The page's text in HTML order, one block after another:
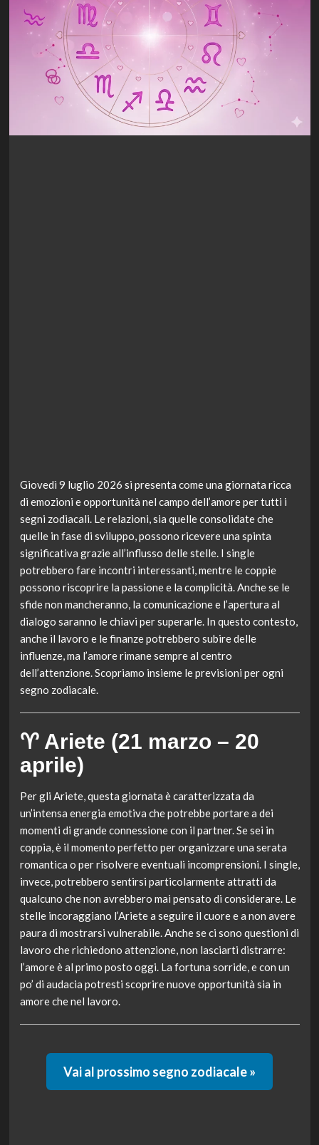
Giovedì 9 luglio 2026 si presenta come una giornata ricca
di emozioni e opportunità nel campo dell’amore per tutti i
segni zodiacali. Le relazioni, sia quelle consolidate che
quelle in fase di sviluppo, possono ricevere una spinta
significativa grazie all’influsso delle stelle. I single
potrebbero fare incontri interessanti, mentre le coppie
possono riscoprire la passione e la complicità. Anche se le
sfide non mancheranno, la comunicazione e l’apertura al
dialogo saranno le chiavi per superarle. In questo contesto,
anche il lavoro e le finanze potrebbero subire delle
influenze, ma l’amore rimane sempre al centro
dell’attenzione. Scopriamo insieme le previsioni per ogni
segno zodiacale.
♈ Ariete (21 marzo – 20
aprile)
Per gli Ariete, questa giornata è caratterizzata da
un’intensa energia emotiva che potrebbe portare a dei
momenti di grande connessione con il partner. Se sei in
coppia, è il momento perfetto per organizzare una serata
romantica o per risolvere eventuali incomprensioni. I single,
invece, potrebbero sentirsi particolarmente attratti da
qualcuno che non avrebbero mai pensato di considerare. Le
stelle incoraggiano l’Ariete a seguire il cuore e a non avere
paura di mostrarsi vulnerabile. Anche se ci sono questioni di
lavoro che richiedono attenzione, non lasciarti distrarre:
l’amore è al primo posto oggi. La fortuna sorride, e con un
po’ di audacia potresti scoprire nuove opportunità sia in
amore che nel lavoro.
Vai al prossimo segno zodiacale »